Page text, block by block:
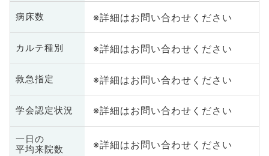
病床数 ※詳細はお問い合わせください
カルテ種別 ※詳細はお問い合わせください
救急指定 ※詳細はお問い合わせください
学会認定状況 ※詳細はお問い合わせください
一日の
平均来院数
※詳細はお問い合わせください